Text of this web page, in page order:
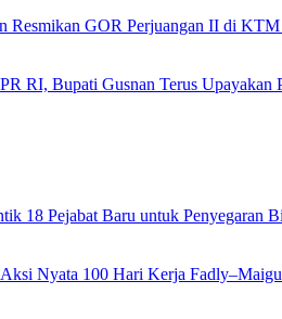
Resmikan GOR Perjuangan II di
RI, Bupati Gusnan Terus Upayakan
18 Pejabat Baru untuk Penyegaran
Nyata 100 Hari Kerja